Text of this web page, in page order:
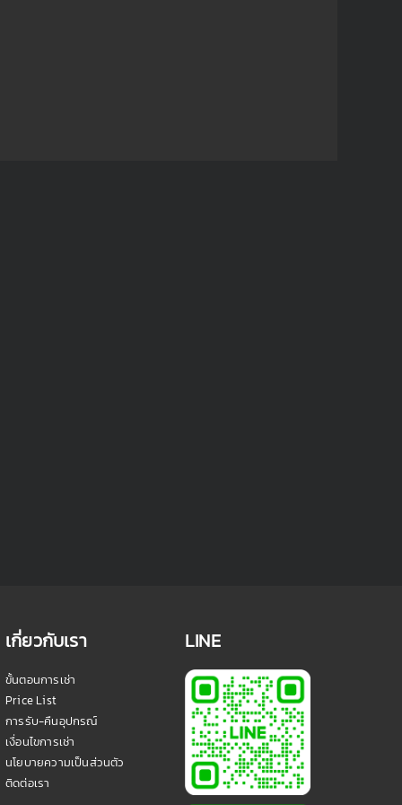
เกี่ยวกับเรา
ขั้นตอนการเช่า
Price List
การรับ-คืนอุปกรณ์
เงื่อนไขการเช่า
นโยบายความเป็นส่วนตัว
ติดต่อเรา
LINE